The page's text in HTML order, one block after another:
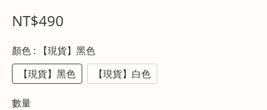
NT$490
顏色 : 【現貨】黑色
【現貨】黑色
【現貨】白色
數量